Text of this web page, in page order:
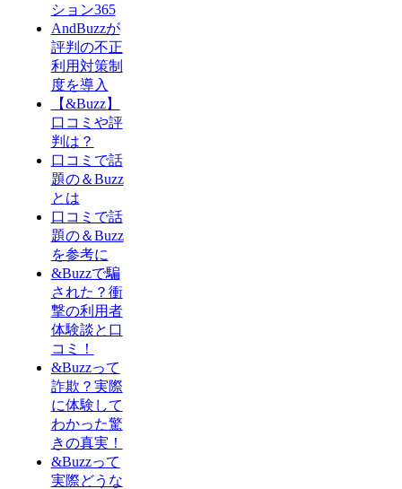
ション365
AndBuzzが
評判の不正
利用対策制
度を導入
【&Buzz】
口コミや評
判は？
口コミで話
題の＆Buzz
とは
口コミで話
題の＆Buzz
を参考に
&Buzzで騙
された？衝
撃の利用者
体験談と口
コミ！
&Buzzって
詐欺？実際
に体験して
わかった驚
きの真実！
&Buzzって
実際どうな